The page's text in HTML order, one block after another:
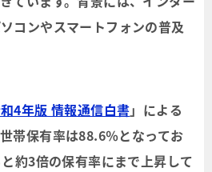
コンやスマートフォンの普及
4年版 情報通信白書」による
帯保有率は88.6％となってお
約3倍の保有率にまで上昇して